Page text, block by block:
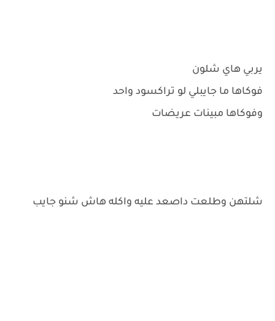
يربي هاي شلون
فوكاها ما جايبلي لو تراكسود واحد
وفوكاها مبينات عريضات
شلتهن وطلعت داصعد عليه واكله هاش شنو جايب